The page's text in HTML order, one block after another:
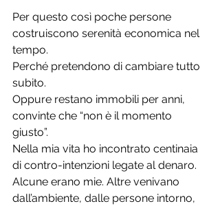
Per questo così poche persone
costruiscono serenità economica nel
tempo.
Perché pretendono di cambiare tutto
subito.
Oppure restano immobili per anni,
convinte che “non è il momento
giusto”.
Nella mia vita ho incontrato centinaia
di contro-intenzioni legate al denaro.
Alcune erano mie. Altre venivano
dall’ambiente, dalle persone intorno,